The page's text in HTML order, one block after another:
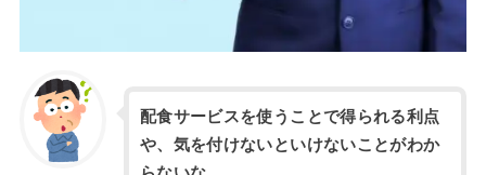
配食サービスを使うことで得られる利点
や、気を付けないといけないことがわか